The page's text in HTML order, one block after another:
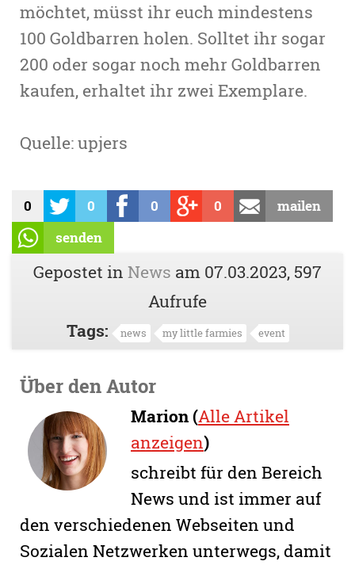
möchtet, müsst ihr euch mindestens
100 Goldbarren holen. Solltet ihr sogar
200 oder sogar noch mehr Goldbarren
kaufen, erhaltet ihr zwei Exemplare.
Quelle: upjers
0 0 0 0
mailen
senden
Gepostet in News am 07.03.2023, 597
Aufrufe
Tags:
news my little farmies event
Über den Autor
Marion (Alle Artikel
anzeigen)
schreibt für den Bereich
News und ist immer auf
den verschiedenen Webseiten und
Sozialen Netzwerken unterwegs, damit